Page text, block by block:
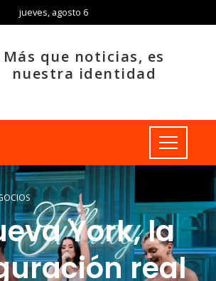
jueves, agosto 6
Más que noticias, es
nuestra identidad
York, la
real